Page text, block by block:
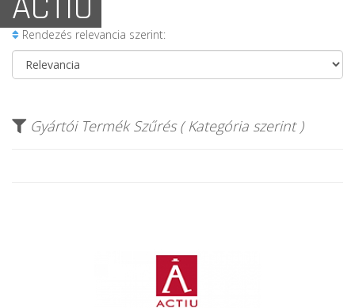
Rendezés relevancia szerint:
Gyártói Termék Szűrés ( Kategória szerint )